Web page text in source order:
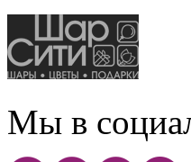
Мы в